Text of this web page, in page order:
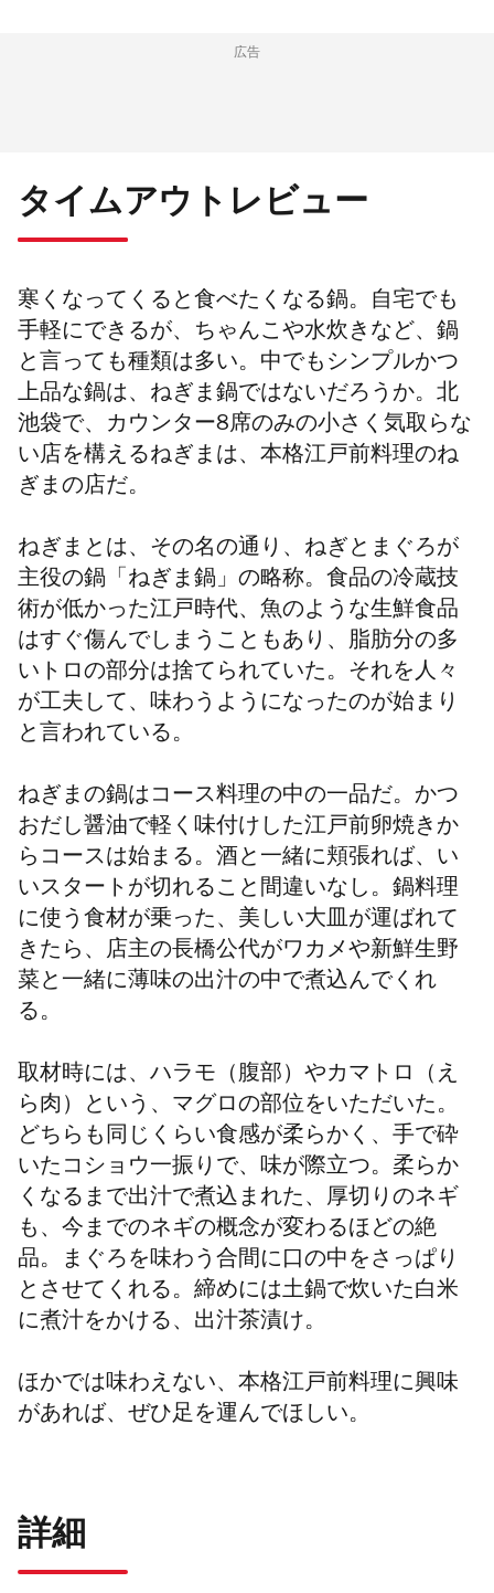
広告
タイムアウトレビュー
寒くなってくると食べたくなる鍋。自宅でも
手軽にできるが、ちゃんこや水炊きなど、鍋
と言っても種類は多い。中でもシンプルかつ
上品な鍋は、ねぎま鍋ではないだろうか。北
池袋で、カウンター8席のみの小さく気取らな
い店を構えるねぎまは、本格江戸前料理のね
ぎまの店だ。
ねぎまとは、その名の通り、ねぎとまぐろが
主役の鍋「ねぎま鍋」の略称。食品の冷蔵技
術が低かった江戸時代、魚のような生鮮食品
はすぐ傷んでしまうこともあり、脂肪分の多
いトロの部分は捨てられていた。それを人々
が工夫して、味わうようになったのが始まり
と言われている。
ねぎまの鍋はコース料理の中の一品だ。かつ
おだし醤油で軽く味付けした江戸前卵焼きか
らコースは始まる。酒と一緒に頬張れば、い
いスタートが切れること間違いなし。鍋料理
に使う食材が乗った、美しい大皿が運ばれて
きたら、店主の長橋公代がワカメや新鮮生野
菜と一緒に薄味の出汁の中で煮込んでくれ
る。
取材時には、ハラモ（腹部）やカマトロ（え
ら肉）という、マグロの部位をいただいた。
どちらも同じくらい食感が柔らかく、手で砕
いたコショウ一振りで、味が際立つ。柔らか
くなるまで出汁で煮込まれた、厚切りのネギ
も、今までのネギの概念が変わるほどの絶
品。まぐろを味わう合間に口の中をさっぱり
とさせてくれる。締めには土鍋で炊いた白米
に煮汁をかける、出汁茶漬け。
ほかでは味わえない、本格江戸前料理に興味
があれば、ぜひ足を運んでほしい。
詳細